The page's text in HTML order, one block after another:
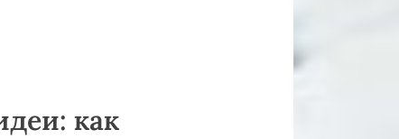
как